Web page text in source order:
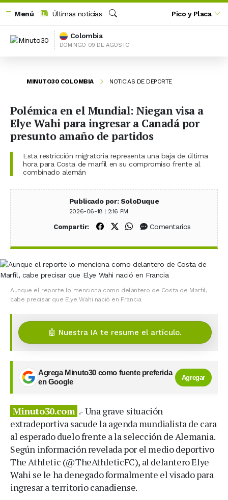
Menú
Últimas noticias
Buscar
Pico y Placa
Colombia
DOMINGO 09 DE AGOSTO
MINUTO30 COLOMBIA NOTICIAS DE DEPORTE
Polémica en el Mundial: Niegan visa a
Elye Wahi para ingresar a Canadá por
presunto amaño de partidos
Esta restricción migratoria representa una baja de última
hora para Costa de marfil en su compromiso frente al
combinado alemán
Publicado por: SoloDuque
2026-06-18 | 2:16 PM
Compartir: Compartir en Facebook
Compartir en X (Twitter)
Compartir en WhatsApp
Comentarios
Aunque el reporte lo menciona como delantero de Costa de Marfil,
cabe precisar que Elye Wahi nació en Francia
🤖 Nuestra IA te resume el artículo.
Agrega Minuto30 como fuente preferida
en Google
Agregar
Minuto30.com .- Una grave situación
extradeportiva sacude la agenda mundialista de cara
al esperado duelo frente a la selección de Alemania.
Según información revelada por el medio deportivo
The Athletic (@TheAthleticFC), al delantero Elye
Wahi se le ha denegado formalmente el visado para
ingresar a territorio canadiense.